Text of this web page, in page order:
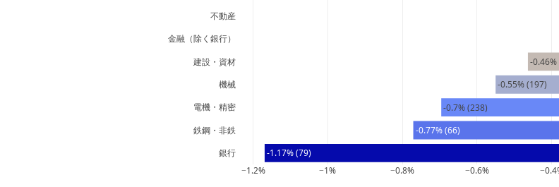
-1.17% (79)
-0.77% (66)
-0.7% (238)
-0.55% (197)
-0.46%
−1.2% −1% −0.8% −0.6%
銀行
鉄鋼・非鉄
電機・精密
機械
建設・資材
金融（除く銀行）
不動産